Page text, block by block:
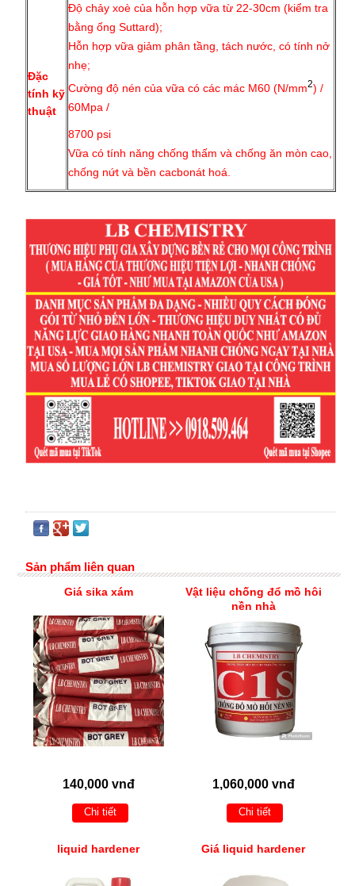
Đặc
tính kỹ
thuật
Độ chảy xoè của hỗn hợp vữa từ 22-30cm (kiểm tra
bằng ống Suttard);
Hỗn hợp vữa giảm phân tầng, tách nước, có tính nở
nhẹ;
Cường độ nén của vữa có các mác M60 (N/mm2) /
60Mpa /
8700 psi
Vữa có tính năng chống thấm và chống ăn mòn cao,
chống nứt và bền cacbonát hoá.
Sản phẩm liên quan
Giá sika xám
140,000 vnđ
Chi tiết
Vật liệu chống đổ mồ hôi
nền nhà
1,060,000 vnđ
Chi tiết
liquid hardener Giá liquid hardener